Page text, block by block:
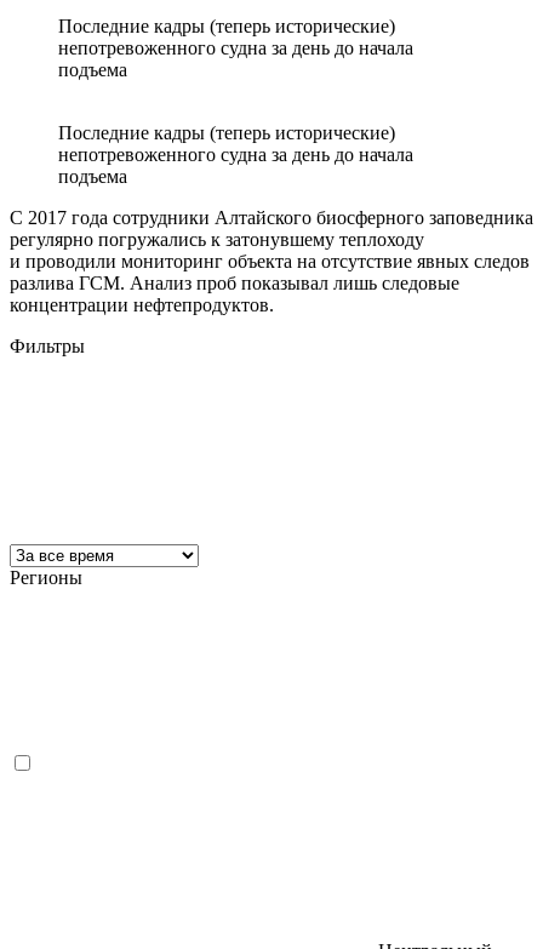
Последние кадры (теперь исторические)
непотревоженного судна за день до начала
подъема
Последние кадры (теперь исторические)
непотревоженного судна за день до начала
подъема
С 2017 года сотрудники Алтайского биосферного заповедника
регулярно погружались к затонувшему теплоходу
и проводили мониторинг объекта на отсутствие явных следов
разлива ГСМ. Анализ проб показывал лишь следовые
концентрации нефтепродуктов.
Фильтры
Регионы